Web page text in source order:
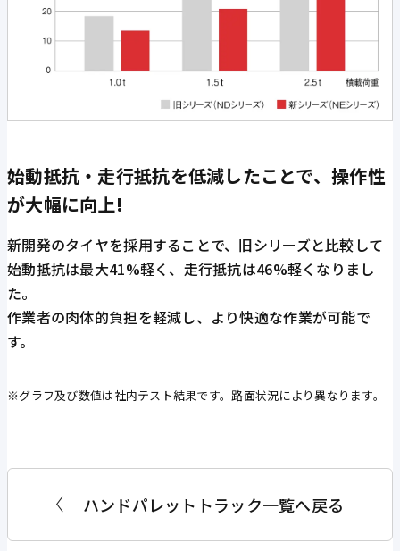
始動抵抗・走行抵抗を低減したことで、操作性
が大幅に向上!
新開発のタイヤを採用することで、旧シリーズと比較して
始動抵抗は最大41%軽く、走行抵抗は46%軽くなりまし
た。
作業者の肉体的負担を軽減し、より快適な作業が可能で
す。
※グラフ及び数値は社内テスト結果です。路面状況により異なります。
ハンドパレットトラック一覧へ戻る